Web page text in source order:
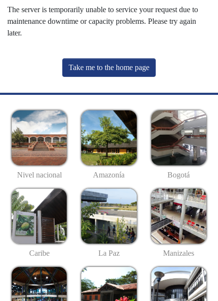
The server is temporarily unable to service your request due to
maintenance downtime or capacity problems. Please try again
later.
Take me to the home page
Nivel nacional Amazonía Bogotá
Caribe La Paz Manizales